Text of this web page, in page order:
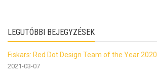
LEGUTÓBBI BEJEGYZÉSEK
Fiskars: Red Dot Design Team of the Year 2020
2021-03-07